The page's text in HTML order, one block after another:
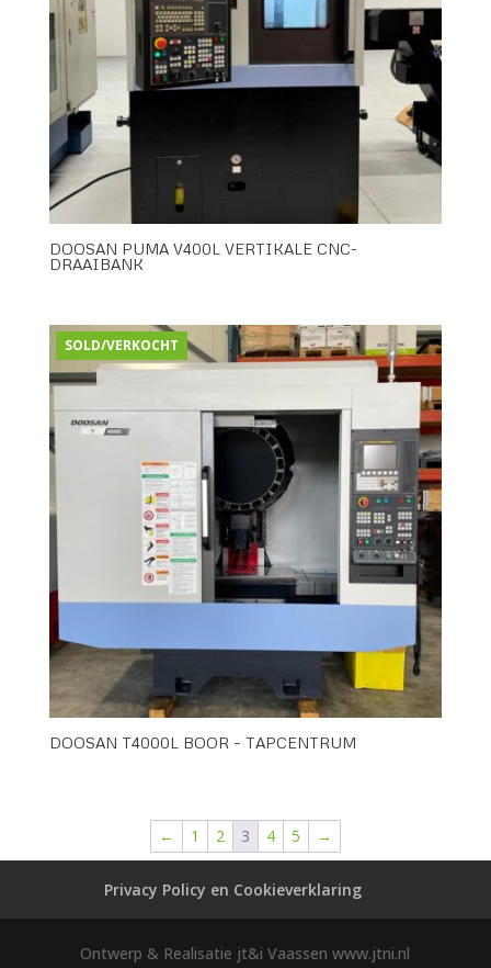
DOOSAN PUMA V400L VERTIKALE CNC-
DRAAIBANK
SOLD/VERKOCHT
DOOSAN T4000L BOOR – TAPCENTRUM
← 1 2 3 4 5 →
Privacy Policy en Cookieverklaring
Ontwerp & Realisatie jt&i Vaassen www.jtni.nl